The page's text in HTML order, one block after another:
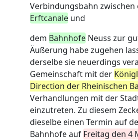
Verbindungsbahn zwischen
Erftcanale und
dem Bahnhofe Neuss zur
Äußerung habe zugehen
derselbe sie neuerdings
Gemeinschaft mit der
Direction der Rheinischen
Verhandlungen mit der
einzutreten. Zu diesem
dieselbe einen Termin auf
Bahnhofe auf Freitag den 4